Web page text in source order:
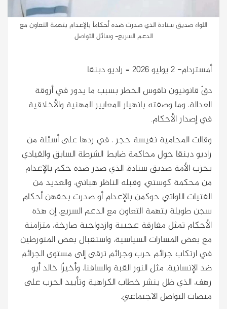
اللواء صديق سنادة الذي صدرت ضده أحكاماً بالإعدام بتهمة التعاون مع
الدعم السريع- وسائل التواصل
أمستردام- 2 يوليو 2026 – راديو دبنقا
دقّ قانونيون ناقوس الخطر بسبب ما يدور في أروقة
العدالة، وما وصفته بانهيار المعايير المهنية والأخلاقية
في إصدار الأحكام.
وقالت المحامية نفيسة حجر ، في ردها على أسئلة من
راديو دبنقا حول محاكمة ضابط الشرطة السابق والقيادي
بحزب الأمة صديق سنادة، الذي صدر ضده حكم بالإعدام
من محكمة كوستي، وقبله الناظر هباني، والعديد من
الفتيات اللواتي حوكمن بالإعدام أو صدرت بحقهن أحكام
سجن طويلة بتهمة التعاون مع الدعم السريع، إن هذه
الأحكام تمثل مفارقة عجيبة وازدواجية صارخة، متزامنة
مع بعض المسارات السياسية، واستقبال بعض المتورطين
في ارتكاب جرائم حرب وجرائم ترقى إلى مستوى الجرائم
ضد الإنسانية، مثل النور القبة والسافنا، وأخيرًا خالد أبو
رهف، الذي ظل ينشر خطاب الكراهية وتأييد الحرب على
منصات التواصل الاجتماعي.